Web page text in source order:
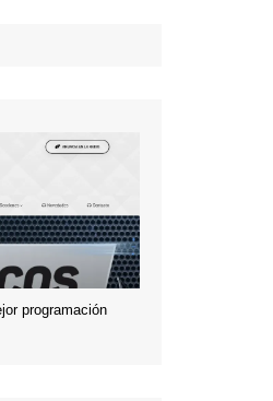
programación